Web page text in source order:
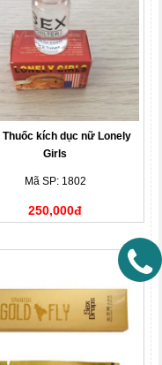
Thuốc kích dục nữ Lonely
Girls
Mã SP: 1802
250,000đ